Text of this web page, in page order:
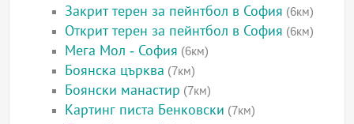
Закрит терен за пейнтбол в София (6км)
Открит терен за пейнтбол в София (6км)
Мега Мол - София (6км)
Боянска църква (7км)
Боянски манастир (7км)
Картинг писта Бенковски (7км)